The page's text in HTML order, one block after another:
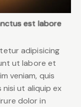
est labore
adipisicing
ut labore et
veniam, quis
ut aliquip ex
dolor in